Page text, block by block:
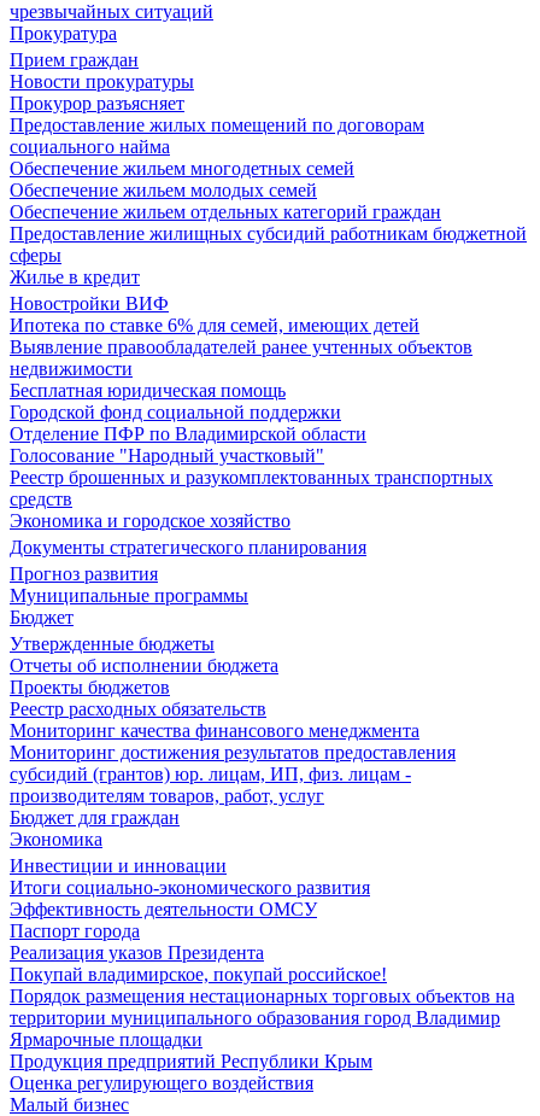
чрезвычайных ситуаций
Прокуратура
Прием граждан
Новости прокуратуры
Прокурор разъясняет
Предоставление жилых помещений по договорам
социального найма
Обеспечение жильем многодетных семей
Обеспечение жильем молодых семей
Обеспечение жильем отдельных категорий граждан
Предоставление жилищных субсидий работникам бюджетной
сферы
Жилье в кредит
Новостройки ВИФ
Ипотека по ставке 6% для семей, имеющих детей
Выявление правообладателей ранее учтенных объектов
недвижимости
Бесплатная юридическая помощь
Городской фонд социальной поддержки
Отделение ПФР по Владимирской области
Голосование "Народный участковый"
Реестр брошенных и разукомплектованных транспортных
средств
Экономика и городское хозяйство
Документы стратегического планирования
Прогноз развития
Муниципальные программы
Бюджет
Утвержденные бюджеты
Отчеты об исполнении бюджета
Проекты бюджетов
Реестр расходных обязательств
Мониторинг качества финансового менеджмента
Мониторинг достижения результатов предоставления
субсидий (грантов) юр. лицам, ИП, физ. лицам -
производителям товаров, работ, услуг
Бюджет для граждан
Экономика
Инвестиции и инновации
Итоги социально-экономического развития
Эффективность деятельности ОМСУ
Паспорт города
Реализация указов Президента
Покупай владимирское, покупай российское!
Порядок размещения нестационарных торговых объектов на
территории муниципального образования город Владимир
Ярмарочные площадки
Продукция предприятий Республики Крым
Оценка регулирующего воздействия
Малый бизнес